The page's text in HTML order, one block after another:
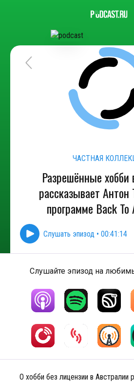
ЧАСТНАЯ
Разрешённые хобби
рассказывает Антон
программе Back
Слушать эпизод • 00:41:14
Слушайте эпизод на
О хобби без лицензии в Австралии